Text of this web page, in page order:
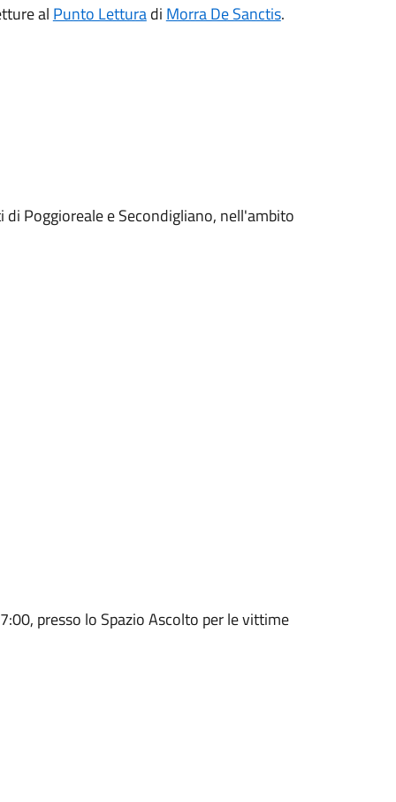
al Punto Letturadi Morra De Sanctis.
Poggioreale e Secondigliano, nell'ambito
presso lo Spazio Ascolto per le vittime